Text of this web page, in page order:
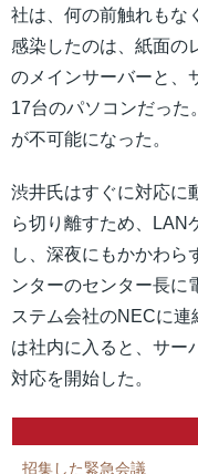
社は、何の前触れもな
感染したのは、紙面の
のメインサーバーと、
17台のパソコンだった
が不可能になった。
渋井氏はすぐに対応に
ら切り離すため、LAN
し、深夜にもかかわら
ンターのセンター長に
ステム会社のNECに
は社内に入ると、サー
対応を開始した。
招集した緊急会議